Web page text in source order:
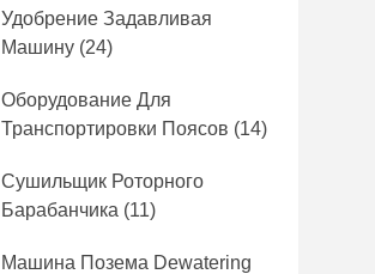
Удобрение Задавливая
Машину (24)
Оборудование Для
Транспортировки Поясов (14)
Сушильщик Роторного
Барабанчика (11)
Машина Позема Dewatering